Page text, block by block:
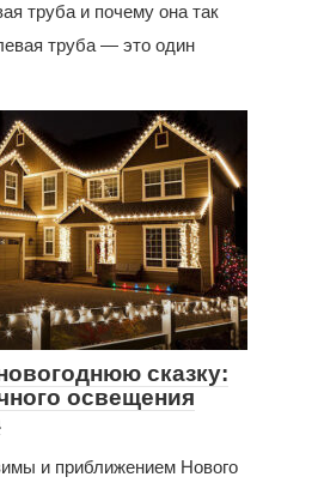
труба и почему она так
труба — это один
сказку:
освещения
и приближением Нового